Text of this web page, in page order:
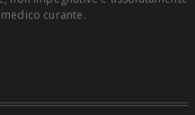
curante.